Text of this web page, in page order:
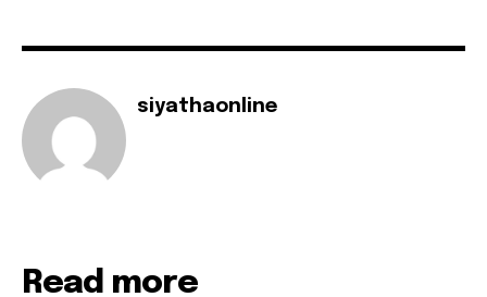
siyathaonline
Read more